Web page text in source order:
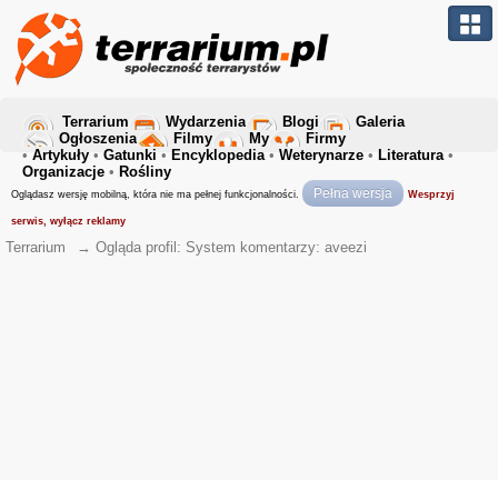
Terrarium Wydarzenia Blogi
Galeria
Ogłoszenia
Filmy My
Firmy
• Artykuły • Gatunki • Encyklopedia• Weterynarze • Literatura•
Organizacje • Rośliny
Oglądasz wersję mobilną, która nie ma pełnej funkcjonalności. Pełna wersja Wesprzyj
serwis, wyłącz reklamy
Terrarium → Ogląda profil: System komentarzy: aveezi